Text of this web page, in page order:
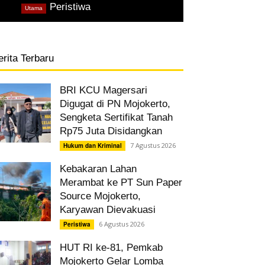
Peristiwa,
Utama
Terbaru
BRI KCU Magersari
Digugat di PN Mojokerto,
Sengketa Sertifikat Tanah
Rp75 Juta Disidangkan
Hukum dan Kriminal 7 Agustus 2026
Kebakaran Lahan
Merambat ke PT Sun Paper
Source Mojokerto,
Karyawan Dievakuasi
Peristiwa 6 Agustus 2026
HUT RI ke-81, Pemkab
Mojokerto Gelar Lomba